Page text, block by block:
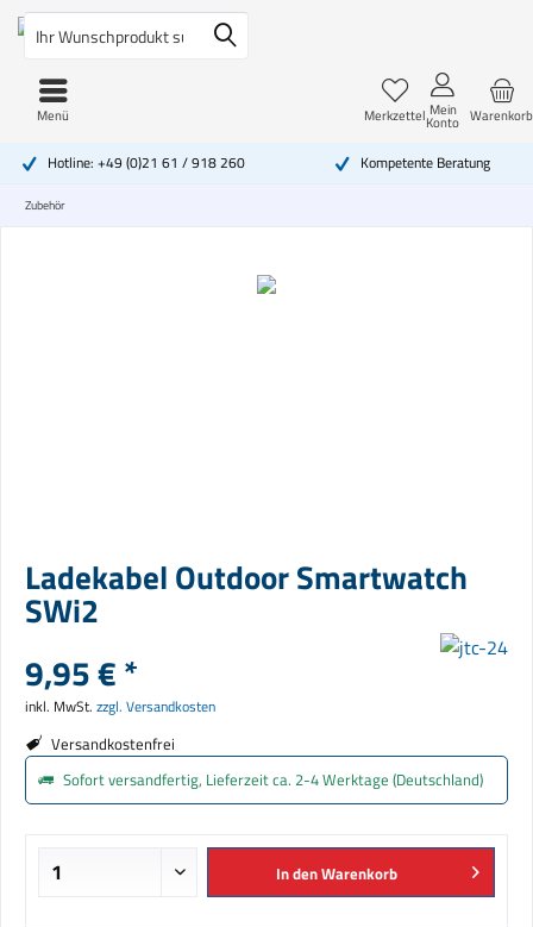
Hotline: +49 (0)21 61 / 918 260 Kompetente Beratung
Warenkorb
Merkzettel Mein
Konto
Menü
Zubehör
Ladekabel Outdoor Smartwatch
SWi2
9,95 € *
inkl. MwSt. zzgl. Versandkosten
Versandkostenfrei
Sofort versandfertig, Lieferzeit ca. 2-4 Werktage (Deutschland)
In denWarenkorb